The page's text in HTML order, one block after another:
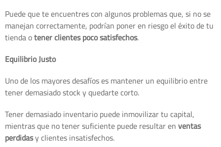
Puede que te encuentres con algunos problemas que, si no se
manejan correctamente, podrían poner en riesgo el éxito de tu
tienda otener clientes poco satisfechos.
Equilibrio Justo
Uno de los mayores desafíos es mantener un equilibrio entre
tener demasiado stock y quedarte corto.
Tener demasiado inventario puede inmovilizar tu capital,
mientras que no tener suficiente puede resultar enventas
perdidasy clientes insatisfechos.